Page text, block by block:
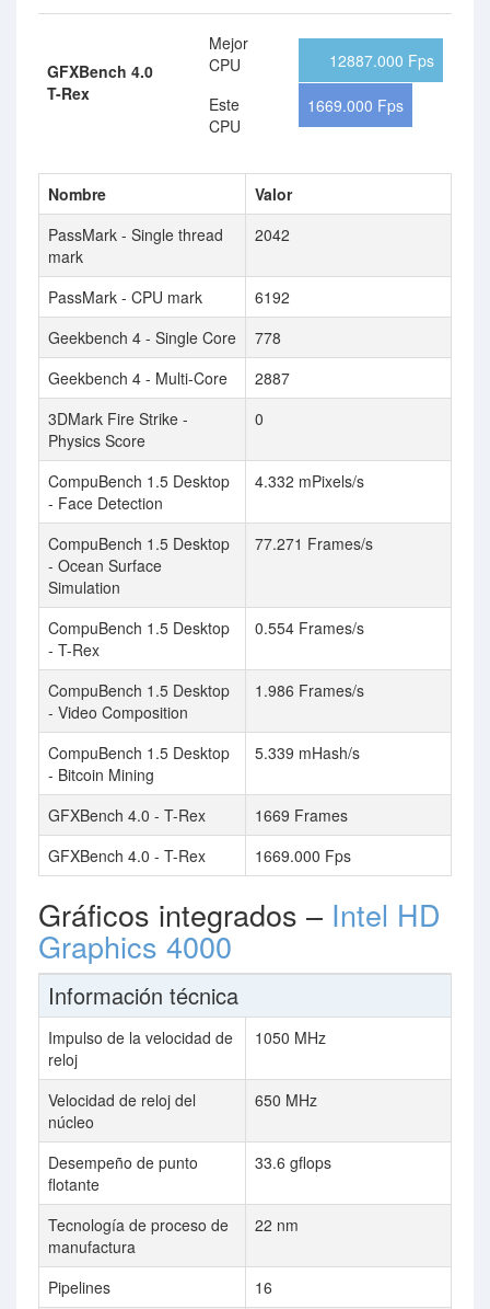
GFXBench 4.0
T-Rex
Mejor
CPU
Este
CPU
12887.000 Fps
1669.000 Fps
Nombre
Valor
PassMark - Single thread
mark
2042
PassMark - CPU mark
6192
Geekbench 4 - Single Core
778
Geekbench 4 - Multi-Core
2887
3DMark Fire Strike -
Physics Score
0
CompuBench 1.5 Desktop
- Face Detection
4.332 mPixels/s
CompuBench 1.5 Desktop
- Ocean Surface
Simulation
77.271 Frames/s
CompuBench 1.5 Desktop
- T-Rex
0.554 Frames/s
CompuBench 1.5 Desktop
- Video Composition
1.986 Frames/s
CompuBench 1.5 Desktop
- Bitcoin Mining
5.339 mHash/s
GFXBench 4.0 - T-Rex
1669 Frames
GFXBench 4.0 - T-Rex
1669.000 Fps
Gráficos integrados – Intel HD
Graphics 4000
Información técnica
Impulso de la velocidad de
reloj
1050 MHz
Velocidad de reloj del
núcleo
650 MHz
Desempeño de punto
flotante
33.6 gflops
Tecnología de proceso de
manufactura
22 nm
Pipelines 16